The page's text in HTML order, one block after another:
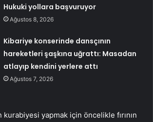
Hukuki yollara başvuruyor
Ağustos 8, 2026
Kibariye konserinde dansçının
hareketleri şaşkına uğrattı: Masadan
atlayıp kendini yerlere attı
Ağustos 7, 2026
yapmak için öncelikle fırının